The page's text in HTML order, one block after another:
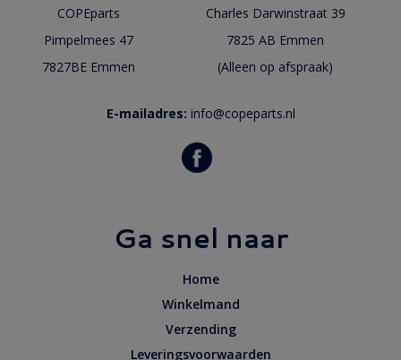
COPEparts
Charles Darwinstraat 39
Pimpelmees 47
7825 AB Emmen
7827BE Emmen
(Alleen op afspraak)
E-mailadres: info@copeparts.nl
Ga snel naar
Home
Winkelmand
Verzending
Leveringsvoorwaarden